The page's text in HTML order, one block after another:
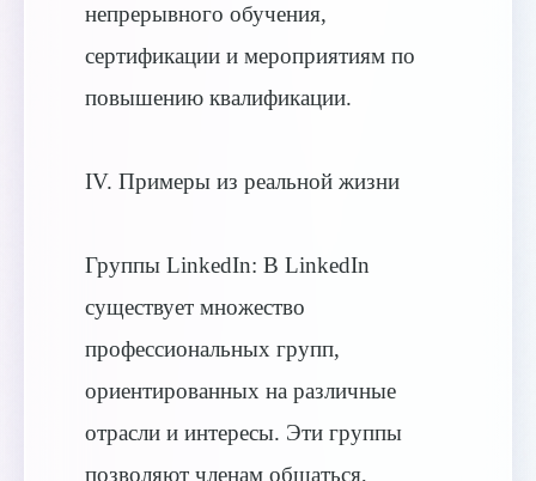
непрерывного обучения,
сертификации и мероприятиям по
повышению квалификации.
IV. Примеры из реальной жизни
Группы LinkedIn: В LinkedIn
существует множество
профессиональных групп,
ориентированных на различные
отрасли и интересы. Эти группы
позволяют членам общаться,